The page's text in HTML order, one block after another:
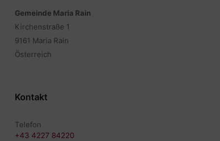
Gemeinde Maria Rain
Kirchenstraße 1
9161 Maria Rain
Österreich
Kontakt
Telefon
+43 4227 84220